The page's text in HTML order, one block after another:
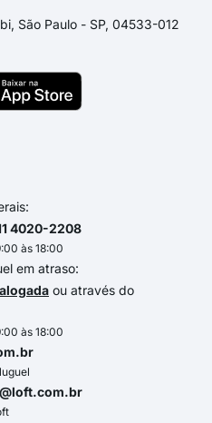
São Paulo - SP, 04533-012
4020-2208
às 18:00
em atraso:
ou através do
às 18:00